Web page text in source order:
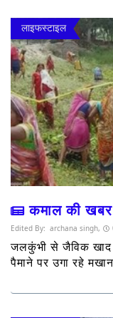
लाइफस्टाइल
कमाल की खबर
Edited By: archana singh,
जलकुंभी से जैविक खाद
पैमाने पर उगा रहे